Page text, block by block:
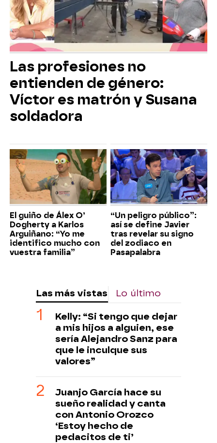
Las profesiones no
entienden de género:
Víctor es matrón y Susana
soldadora
El guiño de Álex O’
Dogherty a Karlos
Arguiñano: “Yo me
identifico mucho con
vuestra familia”
“Un peligro público”:
así se define Javier
tras revelar su signo
del zodiaco en
Pasapalabra
Las más vistas Lo último
Kelly: “Si tengo que dejar
a mis hijos a alguien, ese
sería Alejandro Sanz para
que le inculque sus
valores”
Juanjo García hace su
sueño realidad y canta
con Antonio Orozco
‘Estoy hecho de
pedacitos de ti’